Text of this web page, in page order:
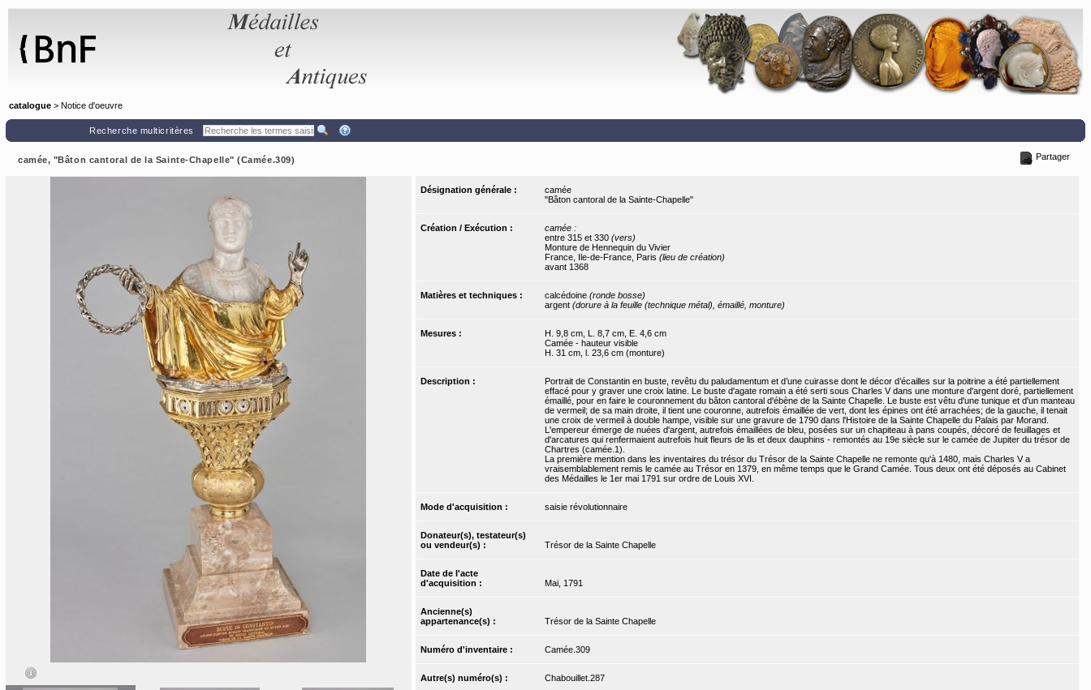
catalogue > Notice d'oeuvre
Recherche multicritères
camée, "Bâton cantoral de la Sainte-Chapelle" (Camée.309) Partager
Désignation générale :
camée
"Bâton cantoral de la Sainte-Chapelle"
Création / Exécution :
camée :
entre 315 et 330 (vers)
Monture de Hennequin du Vivier
France, Ile-de-France, Paris (lieu de création)
avant 1368
Matières et techniques : calcédoine (ronde bosse)
argent (dorure à la feuille (technique métal), émaillé, monture)
Mesures :
H. 9,8 cm, L. 8,7 cm, E. 4,6 cm
Camée - hauteur visible
H. 31 cm, l. 23,6 cm (monture)
Description :
Portrait de Constantin en buste, revêtu du paludamentum et d’une cuirasse dont le décor d’écailles sur la poitrine a été partiellement
effacé pour y graver une croix latine. Le buste d'agate romain a été serti sous Charles V dans une monture d'argent doré, partiellement
émaillé, pour en faire le couronnement du bâton cantoral d'ébène de la Sainte Chapelle. Le buste est vêtu d'une tunique et d'un manteau
de vermeil; de sa main droite, il tient une couronne, autrefois émaillée de vert, dont les épines ont été arrachées; de la gauche, il tenait
une croix de vermeil à double hampe, visible sur une gravure de 1790 dans l'Histoire de la Sainte Chapelle du Palais par Morand.
L'empereur émerge de nuées d'argent, autrefois émaillées de bleu, posées sur un chapiteau à pans coupés, décoré de feuillages et
d'arcatures qui renfermaient autrefois huit fleurs de lis et deux dauphins - remontés au 19e siècle sur le camée de Jupiter du trésor de
Chartres (camée.1).
La première mention dans les inventaires du trésor du Trésor de la Sainte Chapelle ne remonte qu'à 1480, mais Charles V a
vraisemblablement remis le camée au Trésor en 1379, en même temps que le Grand Camée. Tous deux ont été déposés au Cabinet
des Médailles le 1er mai 1791 sur ordre de Louis XVI.
Mode d'acquisition : saisie révolutionnaire
Donateur(s), testateur(s)
ou vendeur(s) :
Trésor de la Sainte Chapelle
Date de l'acte
d'acquisition :
Mai, 1791
Ancienne(s)
appartenance(s) :
Trésor de la Sainte Chapelle
Numéro d'inventaire : Camée.309
Autre(s) numéro(s) : Chabouillet.287